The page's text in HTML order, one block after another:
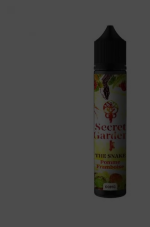
Arômes : framboise, pomme. E-
Garden. Disponible en 50 ml